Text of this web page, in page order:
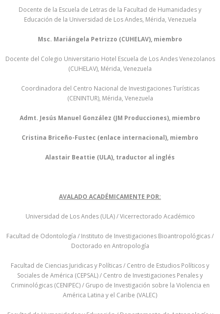
Docente de la Escuela de Letras de la Facultad de Humanidades y
Educación de la Universidad de Los Andes, Mérida, Venezuela
Msc. Mariángela Petrizzo (CUHELAV), miembro
Docente del Colegio Universitario Hotel Escuela de Los Andes Venezolanos
(CUHELAV), Mérida, Venezuela
Coordinadora del Centro Nacional de Investigaciones Turísticas
(CENINTUR), Mérida, Venezuela
Admt. Jesús Manuel González (JM Producciones), miembro
Cristina Briceño-Fustec (enlace internacional), miembro
Alastair Beattie (ULA), traductor al inglés
AVALADO ACADÉMICAMENTE POR:
Universidad de Los Andes (ULA) / Vicerrectorado Académico
Facultad de Odontología / Instituto de Investigaciones Bioantropológicas /
Doctorado en Antropología
Facultad de Ciencias Juridicas y Políticas / Centro de Estudios Políticos y
Sociales de América (CEPSAL) / Centro de Investigaciones Penales y
Criminológicas (CENIPEC) / Grupo de Investigación sobre la Violencia en
América Latina y el Caribe (VALEC)